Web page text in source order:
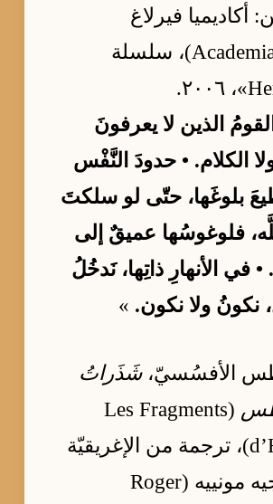
أكاديميا فيرلاغ
(Academia Verlag)، سلسلة
الذين لا يعرفونَ
الكلام. • حدودَ النَّفْس
بلوغَها، حتّى لو سلكتَ
فلوغوسُها عميقٌ إلى
• في الأنهارِ ذاتِها، نَدخُلُ
نكونُ ولا نكون. »
الأفسُسيّ،شَذَراتُ
(Les Fragments
d’Héraclite)، ترجمة من الإغريقيّة
بقلم روجيه مونييه (Roger